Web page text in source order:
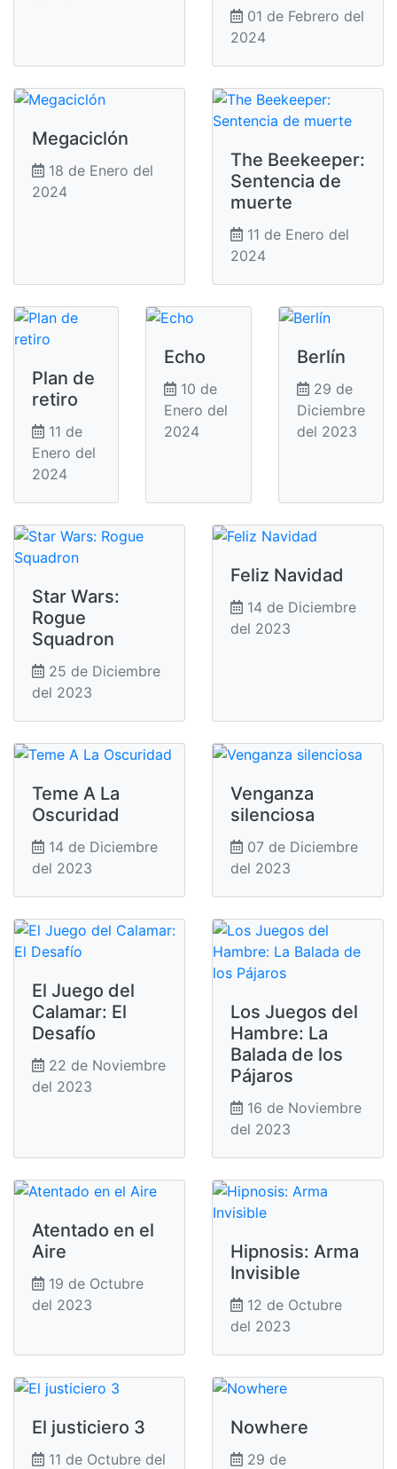
01 de Febrero del
2024
Megaciclón
18 de Enero del
2024
The Beekeeper:
Sentencia de
muerte
11 de Enero del
2024
Plan de
retiro
11 de
Enero del
2024
Echo
10 de
Enero del
2024
Berlín
29 de
Diciembre
del 2023
Star Wars:
Rogue
Squadron
25 de Diciembre
del 2023
Feliz Navidad
14 de Diciembre
del 2023
Teme A La
Oscuridad
14 de Diciembre
del 2023
Venganza
silenciosa
07 de Diciembre
del 2023
El Juego del
Calamar: El
Desafío
22 de Noviembre
del 2023
Los Juegos del
Hambre: La
Balada de los
Pájaros
16 de Noviembre
del 2023
Atentado en el
Aire
19 de Octubre
del 2023
Hipnosis: Arma
Invisible
12 de Octubre
del 2023
El justiciero 3
11 de Octubre del
Nowhere
29 de